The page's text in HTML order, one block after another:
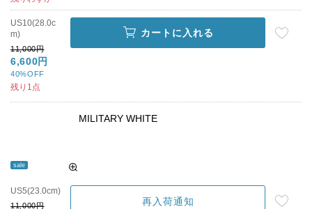
US10(28.0c
m)
11,000円
6,600円
40%OFF
残り1点
カートに入れる
sale
MILITARY WHITE
US5(23.0cm)
11,000円 再入荷通知